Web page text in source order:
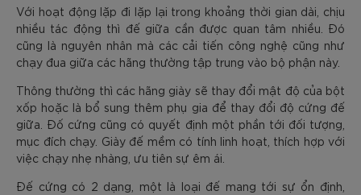
Với hoạt động lặp đi lặp lại trong khoảng thời gian dài, chịu
nhiều tác động thì đế giữa cần được quan tâm nhiều. Đó
cũng là nguyên nhân mà các cải tiến công nghệ cũng như
chạy đua giữa các hãng thường tập trung vào bộ phận này.
Thông thường thì các hãng giày sẽ thay đổi mật độ của bột
xốp hoặc là bổ sung thêm phụ gia để thay đổi độ cứng đế
giữa. Đố cứng cũng có quyết định một phần tới đối tượng,
mục đích chạy. Giày đế mềm có tính linh hoạt, thích hợp với
việc chạy nhẹ nhàng, ưu tiên sự êm ái.
Đế cứng có 2 dạng, một là loại đế mang tới sự ổn định,